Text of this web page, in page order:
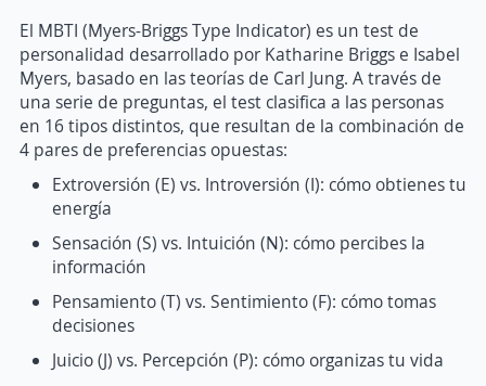
El MBTI (Myers-Briggs Type Indicator) es un test de
personalidad desarrollado por Katharine Briggs e Isabel
Myers, basado en las teorías de Carl Jung. A través de
una serie de preguntas, el test clasifica a las personas
en 16 tipos distintos, que resultan de la combinación de
4 pares de preferencias opuestas:
Extroversión (E) vs. Introversión (I): cómo obtienes tu
energía
Sensación (S) vs. Intuición (N): cómo percibes la
información
Pensamiento (T) vs. Sentimiento (F): cómo tomas
decisiones
Juicio (J) vs. Percepción (P): cómo organizas tu vida